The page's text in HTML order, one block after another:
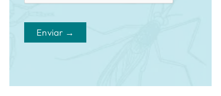
Enviar →